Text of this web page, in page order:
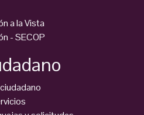
a la Vista
- SECOP